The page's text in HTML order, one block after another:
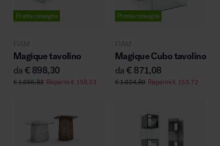
Area hospitality
Pronta consegna
FIAM
Magique tavolino
da€ 898,30
€1.056,83 Risparmi€158,53
Pronta consegna
FIAM
Magique Cubo tavolino
da€ 871,08
€1.024,80 Risparmi€ 153,72